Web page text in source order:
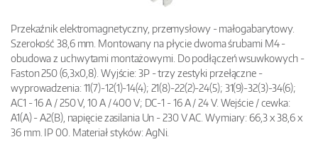
Przekaźnik elektromagnetyczny, przemysłowy - małogabarytowy.
Szerokość 38,6 mm. Montowany na płycie dwoma śrubami M4 -
obudowa z uchwytami montażowymi. Do podłączeń wsuwkowych -
Faston 250 (6,3x0,8). Wyjście: 3P - trzy zestyki przełączne -
wyprowadzenia: 11(7)-12(1)-14(4); 21(8)-22(2)-24(5); 31(9)-32(3)-34(6);
AC1 - 16 A / 250 V, 10 A / 400 V; DC-1 - 16 A / 24 V. Wejście / cewka:
A1(A) - A2(B), napięcie zasilania Un - 230 V AC. Wymiary: 66,3 x 38,6 x
36 mm. IP 00. Materiał styków: AgNi.